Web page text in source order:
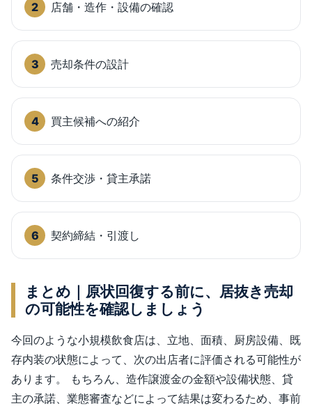
店舗・造作・設備の確認
売却条件の設計
買主候補への紹介
条件交渉・貸主承諾
契約締結・引渡し
まとめ｜原状回復する前に、居抜き売却
の可能性を確認しましょう
今回のような小規模飲食店は、立地、面積、厨房設備、既
存内装の状態によって、次の出店者に評価される可能性が
あります。 もちろん、造作譲渡金の金額や設備状態、貸
主の承諾、業態審査などによって結果は変わるため、事前